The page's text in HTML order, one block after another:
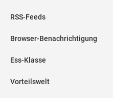
RSS-Feeds
Browser-Benachrichtigung
Ess-Klasse
Vorteilswelt